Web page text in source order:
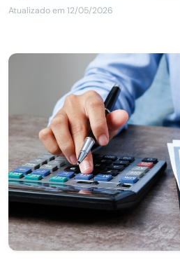
Atualizado em 12/05/2026